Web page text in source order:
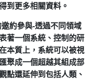
到更多相關資料。
邀約參與-透過不同領域
著一個系統、控制的研
本質上，系統可以被視
聚成一個超越其組成部
點還延伸到包括人類、